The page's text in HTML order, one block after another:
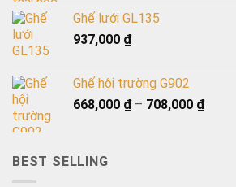
Ghế lưới GL135
937,000 ₫
Ghế hội trường G902
668,000 ₫– 708,000 ₫
BEST SELLING